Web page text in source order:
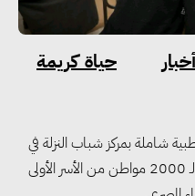
أخبار حياة كريمة
شاملة بمركز شباب النزلة في
محافظة الفيوم، بهدف تقديم الرعاية لـ 2000 مواطن من الأسر الأولى